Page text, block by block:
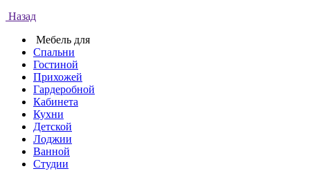
Назад
Мебель для
Спальни
Гостиной
Прихожей
Гардеробной
Кабинета
Кухни
Детской
Лоджии
Ванной
Студии